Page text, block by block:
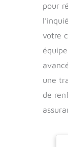
pour
votre
une
de